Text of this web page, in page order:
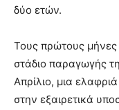
δύο ετών.
Τους πρώτους μήνες
στάδιο παραγωγής
Απρίλιο, μια
στην εξαιρετικά